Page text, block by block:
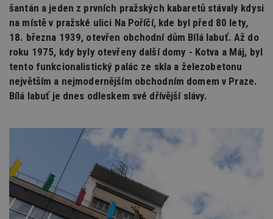
šantán a jeden z prvních pražských kabaretů stávaly kdysi
na místě v pražské ulici Na Poříčí, kde byl před 80 lety,
18. března 1939, otevřen obchodní dům Bílá labuť. Až do
roku 1975, kdy byly otevřeny další domy - Kotva a Máj, byl
tento funkcionalistický palác ze skla a železobetonu
největším a nejmodernějším obchodním domem v Praze.
Bílá labuť je dnes odleskem své dřívější slávy.